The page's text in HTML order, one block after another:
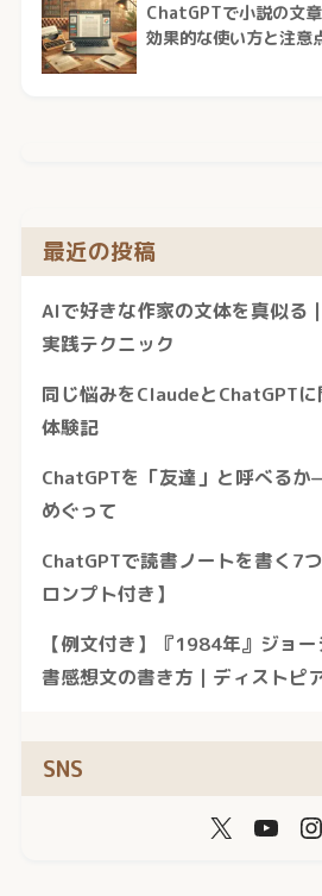
ChatGPTで小説の文
効果的な使い方と注意
最近の投稿
AIで好きな作家の文体を真似る
実践テクニック
同じ悩みをClaudeとChatGPT
体験記
ChatGPTを「友達」と呼べる
めぐって
ChatGPTで読書ノートを書く7
ロンプト付き】
【例文付き】『1984年』ジョ
書感想文の書き方｜ディストピ
SNS